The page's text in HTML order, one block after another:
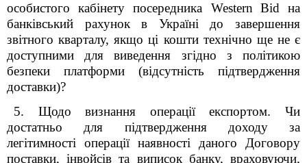
особистого кабінету посередника Western Bid на
банківський рахунок в Україні до завершення
звітного кварталу, якщо ці кошти технічно ще не є
доступними для виведення згідно з політикою
безпеки платформи (відсутність підтвердження
доставки)?
5. Щодо визнання операції експортом. Чи
достатньо для підтвердження доходу за
легітимності операції наявності даного Договору
поставки, інвойсів та виписок банку, враховуючи,